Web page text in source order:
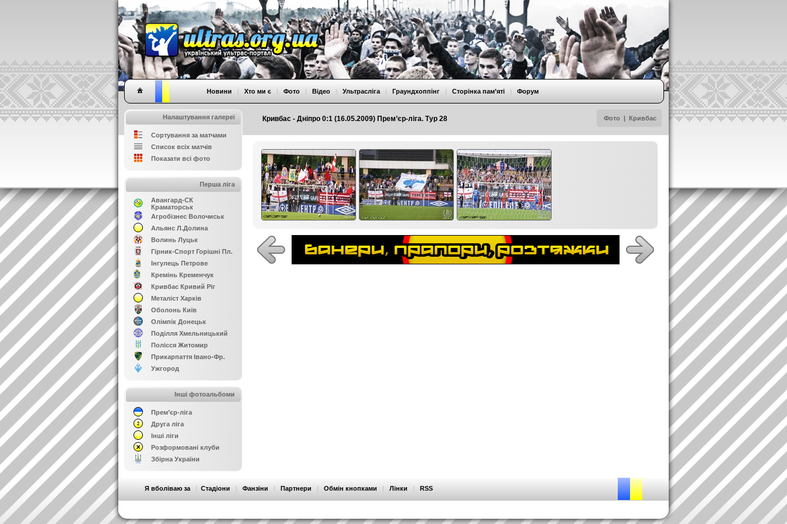
Кривбас - Дніпро 0:1 (16.05.2009) Прем’єр-ліга. Тур 28 Фото | Кривбас
Новини | Хто ми є | Фото | Відео | Ультрасліга | Граундхоппінг | Сторінка пам’яті | Форум
Налаштування галереї
Сортування за матчами
Список всіх матчів
Показати всі фото
Перша ліга
Авангард-СК
Краматорськ
Агробізнес Волочиськ
Альянс Л.Долина
Волинь Луцьк
Гірник-Спорт Горішні Пл.
Інгулець Петрове
Кремінь Кременчук
Кривбас Кривий Ріг
Металіст Харків
Оболонь Київ
Олімпік Донецьк
Поділля Хмельницький
Полісся Житомир
Прикарпаття Івано-Фр.
Ужгород
Інші фотоальбоми
Прем’єр-ліга
Друга ліга
Інші ліги
Розформовані клуби
Збірна України
Я вболіваю за | Стадіони | Фанзіни | Партнери | Обмін кнопками | Лінки | RSS